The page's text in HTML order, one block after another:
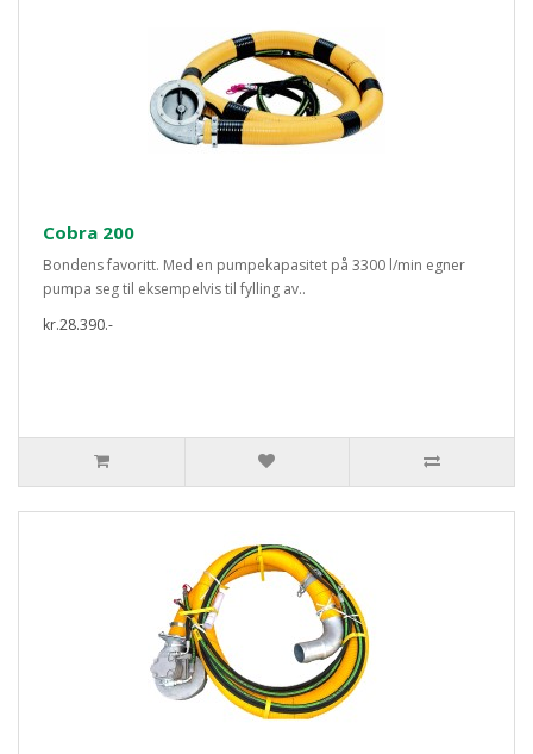
Cobra 200
Bondens favoritt. Med en pumpekapasitet på 3300 l/min egner
pumpa seg til eksempelvis til fylling av..
kr.28.390.-